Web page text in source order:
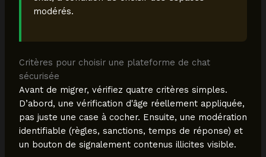
modérés.
Critères pour choisir une plateforme de chat
sécurisée
Avant de migrer, vérifiez quatre critères simples.
D’abord, une vérification d'âge réellement appliquée,
pas juste une case à cocher. Ensuite, une modération
identifiable (règles, sanctions, temps de réponse) et
un bouton de signalement contenus illicites visible.